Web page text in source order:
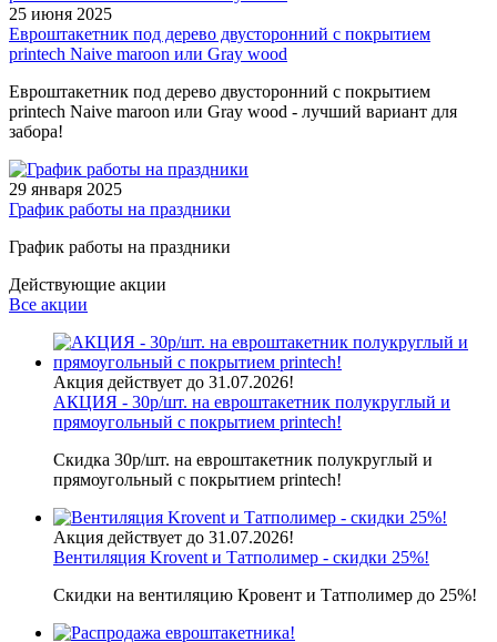
25 июня 2025
Евроштакетник под дерево двусторонний с покрытием
printech Naive maroon или Gray wood
Евроштакетник под дерево двусторонний с покрытием
printech Naive maroon или Gray wood - лучший вариант для
забора!
29 января 2025
График работы на праздники
График работы на праздники
Действующие акции
Все акции
Акция действует до 31.07.2026!
АКЦИЯ - 30р/шт. на евроштакетник полукруглый и
прямоугольный с покрытием printech!
Скидка 30р/шт. на евроштакетник полукруглый и
прямоугольный с покрытием printech!
Акция действует до 31.07.2026!
Вентиляция Krovent и Татполимер - скидки 25%!
Скидки на вентиляцию Кровент и Татполимер до 25%!